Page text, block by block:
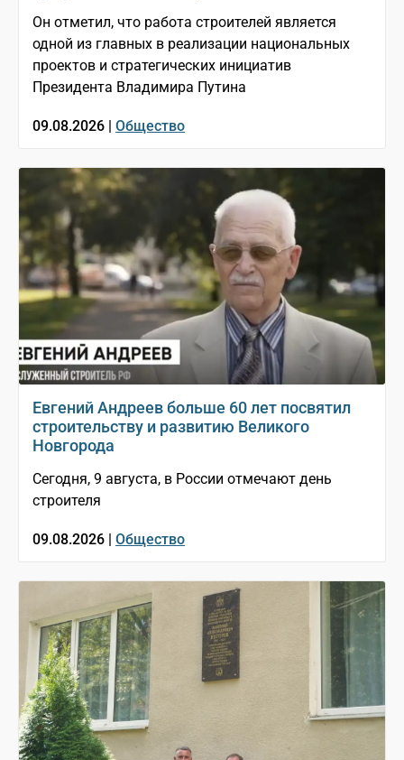
Он отметил, что работа строителей является
одной из главных в реализации национальных
проектов и стратегических инициатив
Президента Владимира Путина
09.08.2026 | Общество
Евгений Андреев больше 60 лет посвятил
строительству и развитию Великого
Новгорода
Сегодня, 9 августа, в России отмечают день
строителя
09.08.2026 | Общество